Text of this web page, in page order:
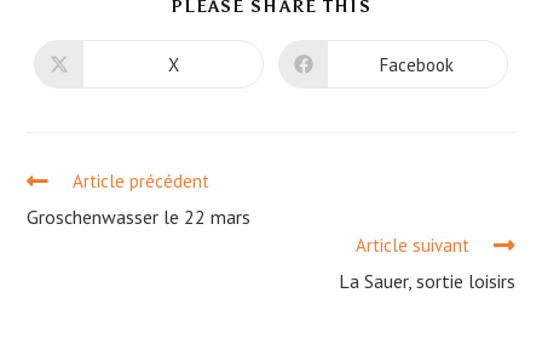
PLEASE SHARE THIS
X Facebook
Article précédent
Groschenwasser le 22 mars
Article suivant
La Sauer, sortie loisirs